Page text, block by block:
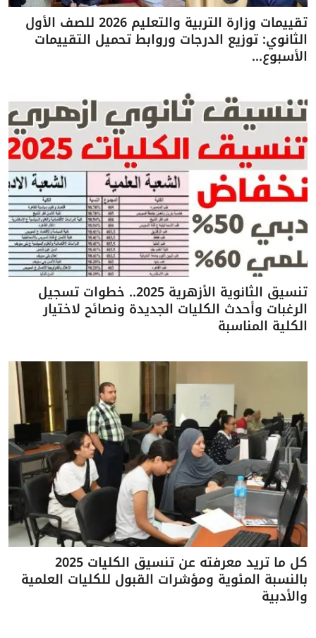
تقييمات وزارة التربية والتعليم 2026 للصف الأول
الثانوي: توزيع الدرجات وروابط تحميل التقييمات
الأسبوع...
تنسيق الثانوية الأزهرية 2025.. خطوات تسجيل
الرغبات وأحدث الكليات الجديدة ونصائح لاختيار
الكلية المناسبة
كل ما تريد معرفته عن تنسيق الكليات 2025
بالنسبة المئوية ومؤشرات القبول للكليات العلمية
والأدبية